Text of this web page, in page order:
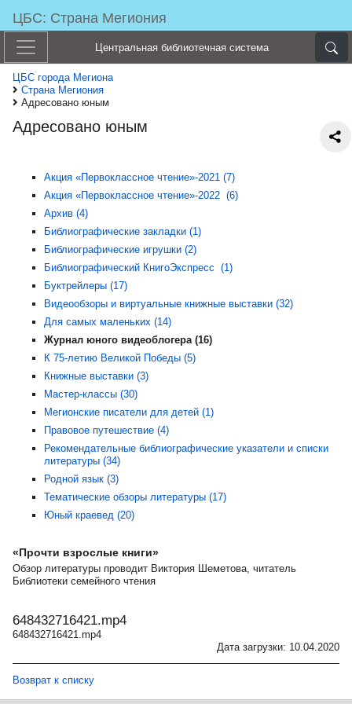
ЦБС: Страна Мегиония
Центральная библиотечная система
ЦБС города Мегиона
Страна Мегиония
Адресовано юным
Адресовано юным
Акция «Первоклассное чтение»-2021 (7)
Акция «Первоклассное чтение»-2022 (6)
Архив (4)
Библиографические закладки (1)
Библиографические игрушки (2)
Библиографический КнигоЭкспресс (1)
Буктрейлеры (17)
Видеообзоры и виртуальные книжные выставки (32)
Для самых маленьких (14)
Журнал юного видеоблогера (16)
К 75-летию Великой Победы (5)
Книжные выставки (3)
Мастер-классы (30)
Мегионские писатели для детей (1)
Правовое путешествие (4)
Рекомендательные библиографические указатели и списки
литературы (34)
Родной язык (3)
Тематические обзоры литературы (17)
Юный краевед (20)
«Прочти взрослые книги»
Обзор литературы проводит Виктория Шеметова, читатель
Библиотеки семейного чтения
648432716421.mp4
648432716421.mp4
Дата загрузки: 10.04.2020
Возврат к списку